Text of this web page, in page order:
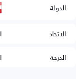
الدولة
الاتحاد
الدرجة